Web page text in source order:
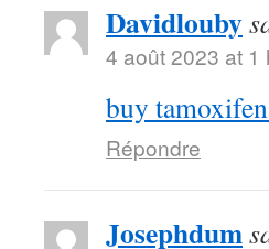
Davidlouby
4 août 2023 at 1
buy
Répondre
Josephdum